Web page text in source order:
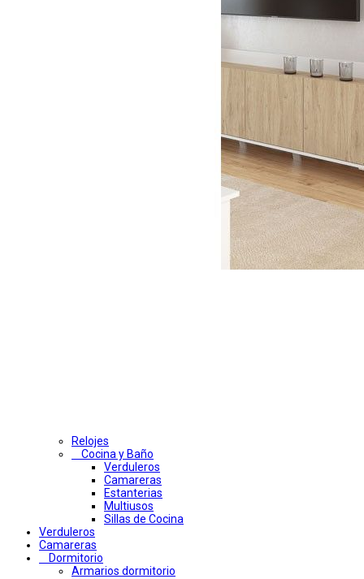
Relojes
Cocina y Baño
Verduleros
Camareras
Estanterias
Multiusos
Sillas de Cocina
Verduleros
Camareras
Dormitorio
Armarios dormitorio